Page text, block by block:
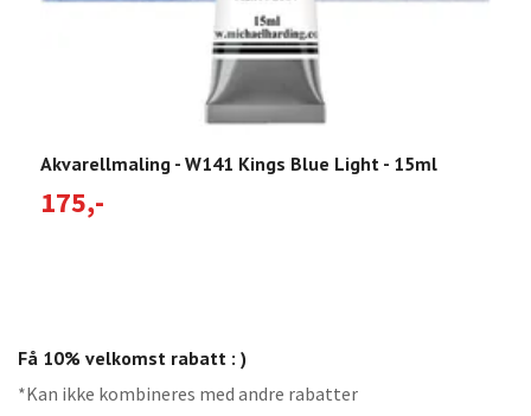
Få 10% velkomst rabatt : )
*Kan ikke kombineres med andre rabatter
Akvarellmaling - W141 Kings Blue Light - 15ml
175,-